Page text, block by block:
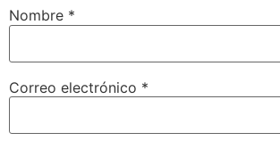
Nombre *
Correo electrónico *